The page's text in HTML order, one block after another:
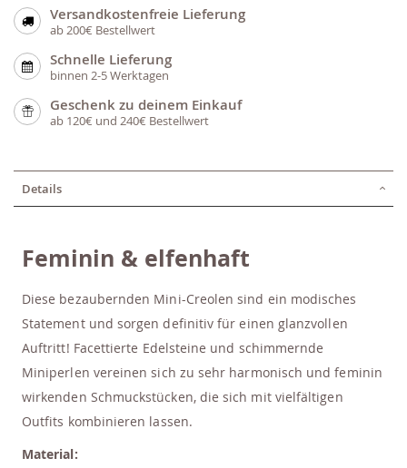
Versandkostenfreie Lieferung
ab 200€ Bestellwert
Schnelle Lieferung
binnen 2-5 Werktagen
Geschenk zu deinem Einkauf
ab 120€ und 240€ Bestellwert
Details
Feminin & elfenhaft
Diese bezaubernden Mini-Creolen sind ein modisches
Statement und sorgen definitiv für einen glanzvollen
Auftritt! Facettierte Edelsteine und schimmernde
Miniperlen vereinen sich zu sehr harmonisch und feminin
wirkenden Schmuckstücken, die sich mit vielfältigen
Outfits kombinieren lassen.
Material: